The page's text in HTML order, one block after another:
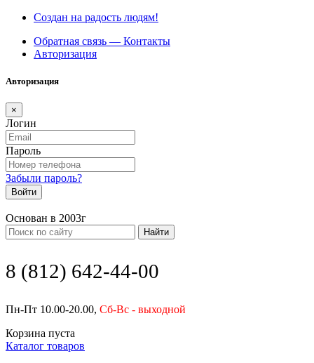
Создан на радость людям!
Обратная связь — Контакты
Авторизация
Авторизация
×
Логин
Пароль
Забыли пароль?
Войти
Основан в 2003г
Найти
8 (812) 642-44-00
Пн-Пт 10.00-20.00, Сб-Вс - выходной
Корзина пуста
Каталог товаров